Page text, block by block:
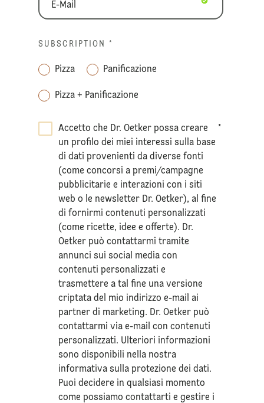
SUBSCRIPTION *
Pizza Panificazione
Pizza + Panificazione
Accetto che Dr. Oetker possa creare
un profilo dei miei interessi sulla base
di dati provenienti da diverse fonti
(come concorsi a premi/campagne
pubblicitarie e interazioni con i siti
web o le newsletter Dr. Oetker), al fine
di fornirmi contenuti personalizzati
(come ricette, idee e offerte). Dr.
Oetker può contattarmi tramite
annunci sui social media con
contenuti personalizzati e
trasmettere a tal fine una versione
criptata del mio indirizzo e-mail ai
partner di marketing. Dr. Oetker può
contattarmi via e-mail con contenuti
personalizzati. Ulteriori informazioni
sono disponibili nella nostra
informativa sullaprotezione dei dati.
Puoi decidere in qualsiasi momento
come possiamo contattarti e gestire i
*